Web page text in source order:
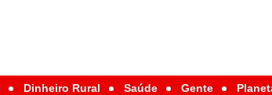
Dinheiro Rural Saúde Gente